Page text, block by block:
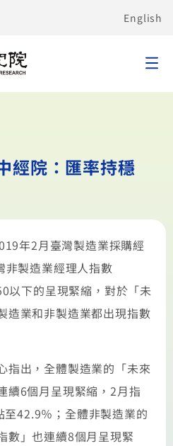
English
經院：匯率持穩
年2月臺灣製造業採購經
非製造業經理人指數
以下的呈現緊縮，對於「未
造業和非製造業都出現指數
出，全體製造業的「未來
續6個月呈現緊縮，2月指
42.9％；全體非製造業的
數」也連續8個月呈現緊